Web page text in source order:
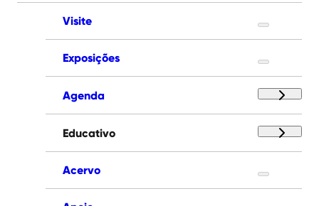
Visite
Exposições
Agenda
Educativo
Acervo